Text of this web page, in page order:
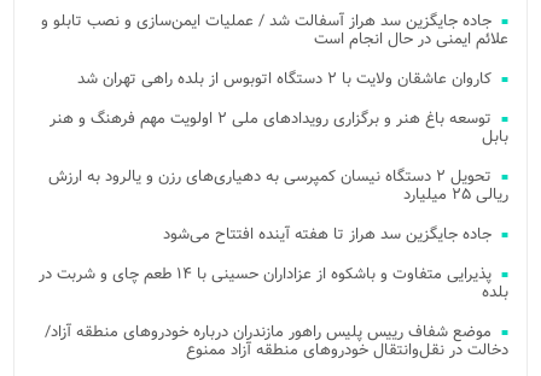
جاده جایگزین سد هراز آسفالت شد / عملیات ایمن‌سازی و نصب تابلو و
علائم ایمنی در حال انجام است
کاروان عاشقان ولایت با ۲ دستگاه اتوبوس از بلده راهی تهران شد
توسعه باغ هنر و برگزاری رویدادهای ملی ۲ اولویت مهم فرهنگ و هنر
بابل
تحویل ۲ دستگاه نیسان کمپرسی به دهیاری‌های رزن و یالرود به ارزش
ریالی ۲۵ میلیارد
جاده جایگزین سد هراز تا هفته آینده افتتاح می‌شود
پذیرایی متفاوت و باشکوه از عزاداران حسینی با ۱۴ طعم چای و شربت در
بلده
موضع شفاف رییس پلیس راهور مازندران درباره خودروهای منطقه آزاد/
دخالت در نقل‌وانتقال خودروهای منطقه آزاد ممنوع